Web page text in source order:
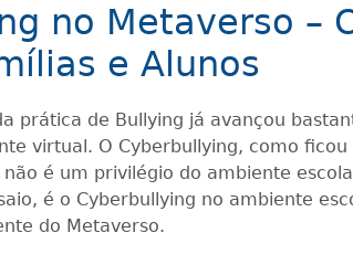
no Metaverso –
e Alunos
prática de Bullying já avançou
virtual. O Cyberbullying, como
é um privilégio do ambiente
é o Cyberbullying no ambiente
do Metaverso.